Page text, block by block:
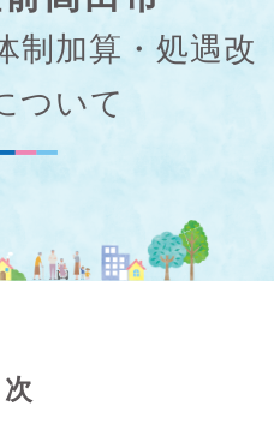
制加算・処遇改
ついて
次